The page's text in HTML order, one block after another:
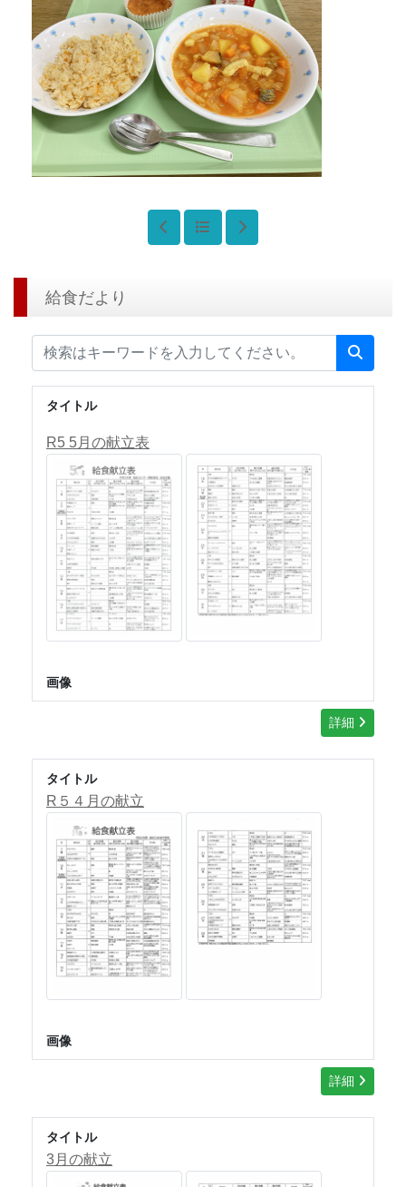
給食だより
タイトル
R5 5月の献立表
画像
詳細
タイトル
R５４月の献立
画像
詳細
タイトル
3月の献立